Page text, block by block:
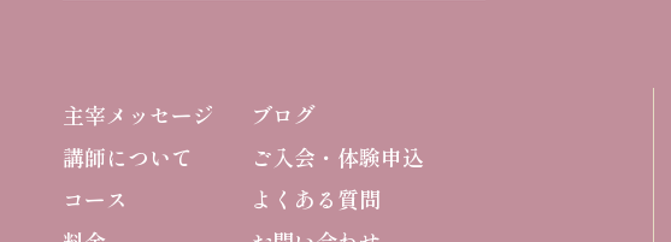
主宰メッセージ
講師について
コース
ブログ
ご入会・体験申込
よくある質問